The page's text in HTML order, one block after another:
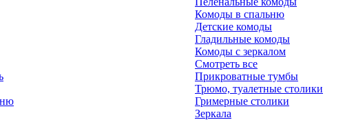
Комоды в спальню
Детские комоды
Гладильные комоды
Комоды с зеркалом
Смотреть все
Прикроватные тумбы
Трюмо, туалетные столики
Гримерные столики
Зеркала